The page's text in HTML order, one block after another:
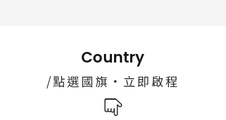
Country
/點選國旗·立即啟程